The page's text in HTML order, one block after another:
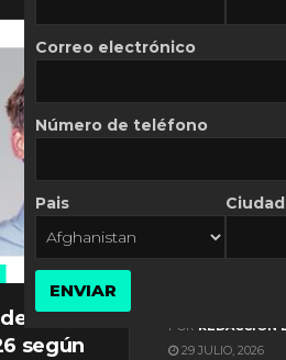
según
ES NOTICIA
POR REDACCIÓN
29 JULIO, 2026
Correo electrónico
Número de teléfono
Pais Ciudad
ENVIAR